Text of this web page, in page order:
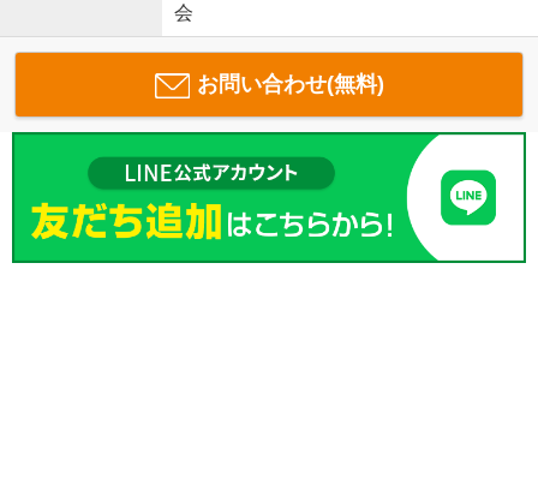
会
お問い合わせ(無料)